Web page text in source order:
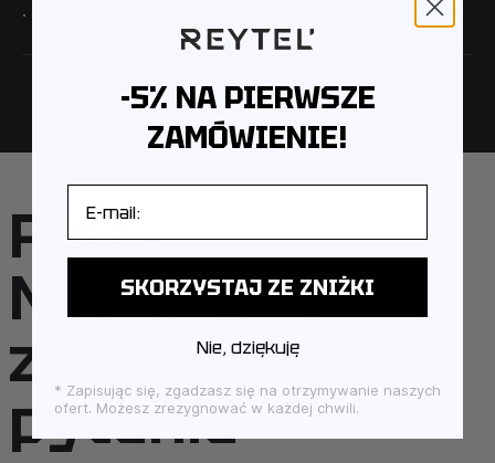
· Szerokość pierścienia: 0.7 cm
FAQ –
Najczęściej
zadawane
pytania
-5% NA PIERWSZE
ZAMÓWIENIE!
SKORZYSTAJ ZE ZNIŻKI
Nie, dziękuję
* Zapisując się, zgadzasz się na otrzymywanie naszych
ofert. Możesz zrezygnować w każdej chwili.